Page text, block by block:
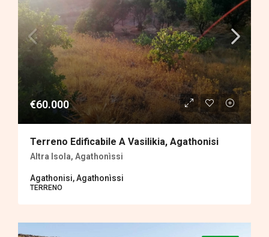
€60.000
Terreno Edificabile A Vasilikia, Agathonisi
Altra Isola, Agathonìssi
Agathonisi, Agathonìssi
TERRENΟ